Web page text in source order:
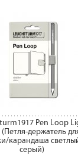
Pen Loop
(Петля-держатель
карандаша
серый)